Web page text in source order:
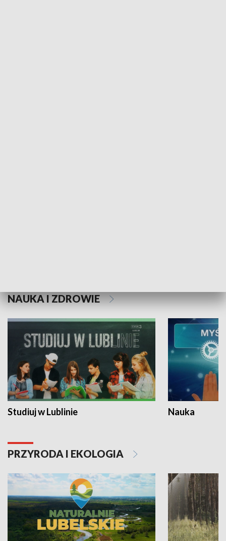
NAUKA I ZDROWIE
Studiuj w Lublinie Nauka
PRZYRODA I EKOLOGIA